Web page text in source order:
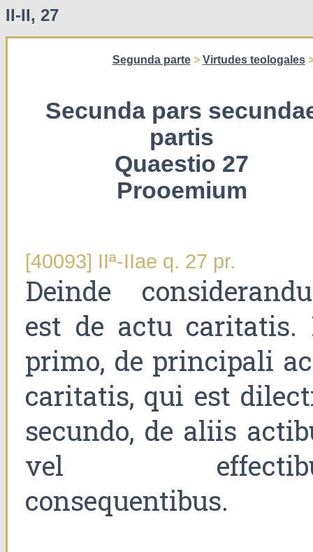
II-II, 27
Segunda parte> Virtudes teologales
Secunda pars
partis
Quaestio 27
Prooemium
[40093] IIª-IIae q. 27 pr.
Deinde
est de actu caritatis.
primo, de principali
caritatis, qui est
secundo, de aliis
vel
consequentibus.